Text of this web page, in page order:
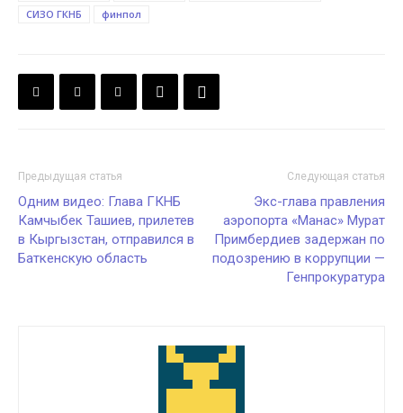
СИЗО ГКНБ
финпол
Предыдущая статья
Одним видео: Глава ГКНБ
Камчыбек Ташиев, прилетев
в Кыргызстан, отправился в
Баткенскую область
Следующая статья
Экс-глава правления
аэропорта «Манас» Мурат
Примбердиев задержан по
подозрению в коррупции —
Генпрокуратура